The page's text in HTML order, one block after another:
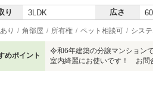
り 3LDK 広さ
り 角部屋 所有権 ペット相談可 シス
めポイント
令和6年建築の分譲マンション
室内綺麗にお使いです！ お問